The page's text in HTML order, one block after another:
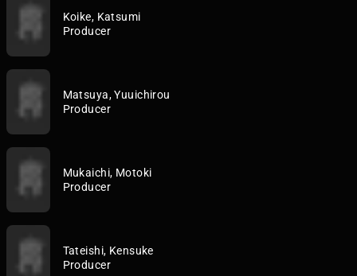
Koike, Katsumi
Producer
Matsuya, Yuuichirou
Producer
Mukaichi, Motoki
Producer
Tateishi, Kensuke
Producer